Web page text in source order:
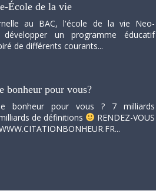
École de la vie
au BAC, l'école de la vie Neo-
un programme éducatif
de différents courants...
bonheur pour vous?
bonheur pour vous ? 7 milliards
de définitions
RENDEZ-VOUS